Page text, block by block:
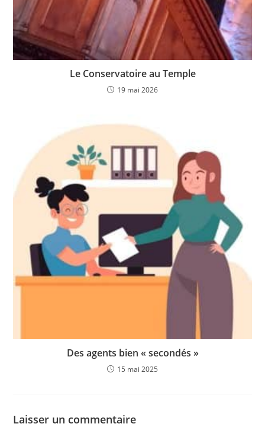
Le Conservatoire au Temple
19 mai 2026
Des agents bien « secondés »
15 mai 2025
Laisser un commentaire